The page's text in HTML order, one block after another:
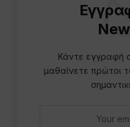
Κάντε εγγραφή
μαθαίνετε πρώτοι